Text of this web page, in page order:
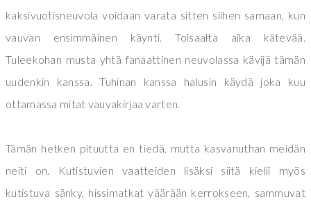
kaksivuotisneuvola voidaan varata sitten siihen samaan, kun
vauvan ensimmäinen käynti. Toisaalta aika kätevää.
Tuleekohan musta yhtä fanaattinen neuvolassa kävijä tämän
uudenkin kanssa. Tuhinan kanssa halusin käydä joka kuu
ottamassa mitat vauvakirjaa varten.
Tämän hetken pituutta en tiedä, mutta kasvanuthan meidän
neiti on. Kutistuvien vaatteiden lisäksi siitä kielii myös
kutistuva sänky, hissimatkat väärään kerrokseen, sammuvat